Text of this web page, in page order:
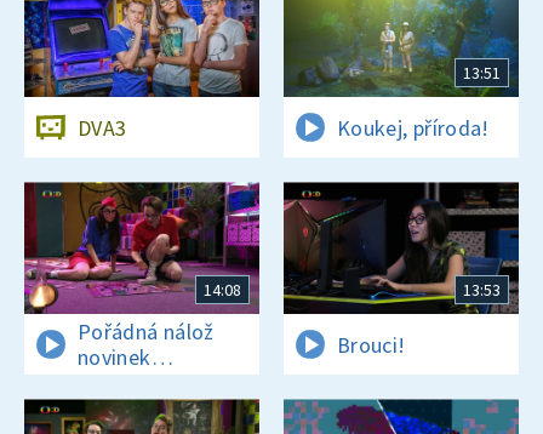
DVA3
13:51
Koukej, příroda!
14:08
Pořádná nálož
novinek
a zajímavostí
13:53
Brouci!